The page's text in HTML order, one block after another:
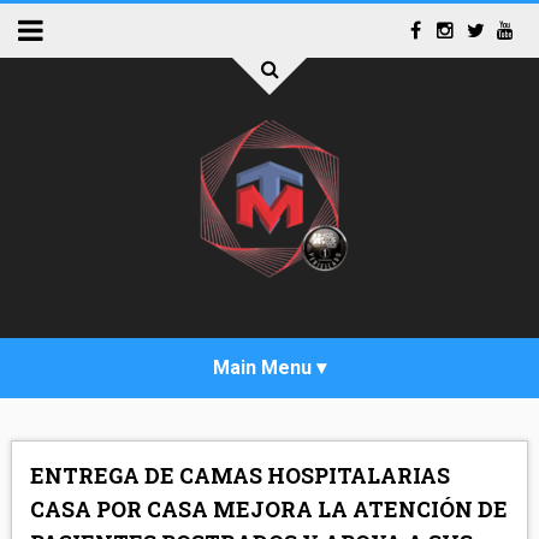
ENTREGA DE CAMAS HOSPITALARIAS
CASA POR CASA MEJORA LA ATENCIÓN DE